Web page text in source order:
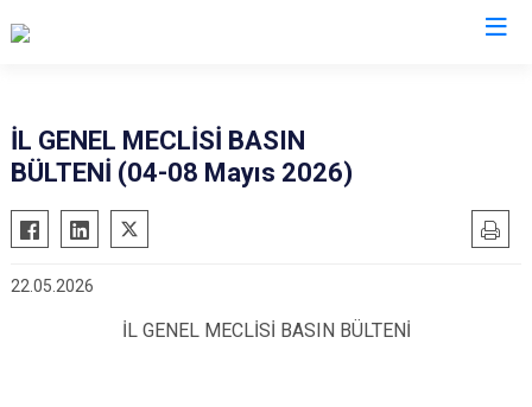
İL GENEL MECLİSİ BASIN
BÜLTENİ (04-08 Mayıs 2026)
22.05.2026
İL GENEL MECLİSİ BASIN BÜLTENİ